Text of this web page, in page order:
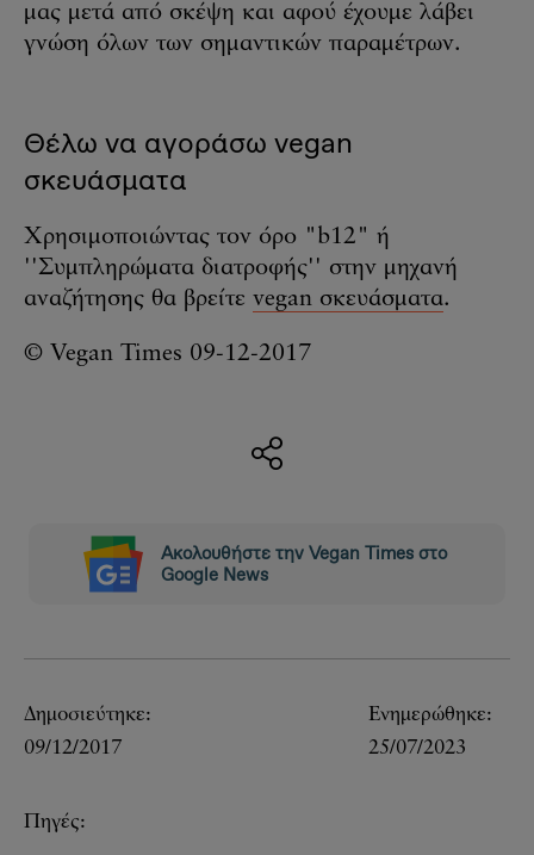
μας μετά από σκέψη και αφού έχουμε λάβει
γνώση όλων των σημαντικών παραμέτρων.
Θέλω να αγοράσω vegan
σκευάσματα
Χρησιμοποιώντας τον όρο "b12" ή
''Συμπληρώματα διατροφής'' στην μηχανή
αναζήτησης θα βρείτε vegan σκευάσματα.
© Vegan Times 09-12-2017
Ακολουθήστε την Vegan Times στο
Google News
Δημοσιεύτηκε:
09/12/2017
Ενημερώθηκε:
25/07/2023
Πηγές: